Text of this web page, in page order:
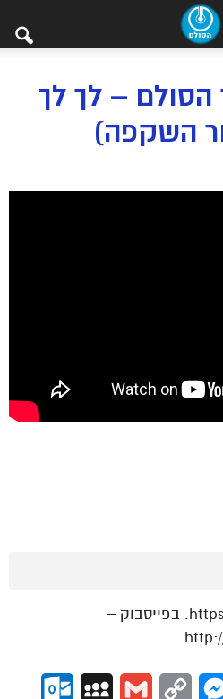
הסולם – לך לך
השקפה)
“הסולם”- https://hasulam.co.il. בפייסבוק –
Messenger
Copy
Gmail
MySpace